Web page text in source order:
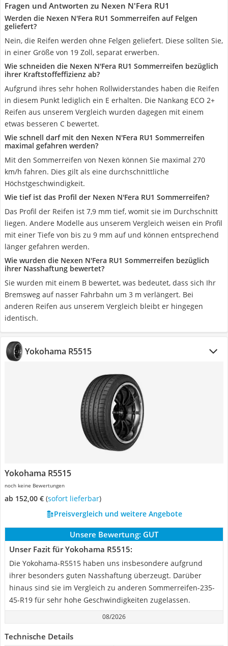
Fragen und Antworten zu Nexen N'Fera RU1
Werden die Nexen N'Fera RU1 Sommerreifen auf Felgen
geliefert?
Nein, die Reifen werden ohne Felgen geliefert. Diese sollten Sie,
in einer Größe von 19 Zoll, separat erwerben.
Wie schneiden die Nexen N'Fera RU1 Sommerreifen bezüglich
ihrer Kraftstoffeffizienz ab?
Aufgrund ihres sehr hohen Rollwiderstandes haben die Reifen
in diesem Punkt lediglich ein E erhalten. Die Nankang ECO 2+
Reifen aus unserem Vergleich wurden dagegen mit einem
etwas besseren C bewertet.
Wie schnell darf mit den Nexen N'Fera RU1 Sommerreifen
maximal gefahren werden?
Mit den Sommerreifen von Nexen können Sie maximal 270
km/h fahren. Dies gilt als eine durchschnittliche
Höchstgeschwindigkeit.
Wie tief ist das Profil der Nexen N'Fera RU1 Sommerreifen?
Das Profil der Reifen ist 7,9 mm tief, womit sie im Durchschnitt
liegen. Andere Modelle aus unserem Vergleich weisen ein Profil
mit einer Tiefe von bis zu 9 mm auf und können entsprechend
länger gefahren werden.
Wie wurden die Nexen N'Fera RU1 Sommerreifen bezüglich
ihrer Nasshaftung bewertet?
Sie wurden mit einem B bewertet, was bedeutet, dass sich Ihr
Bremsweg auf nasser Fahrbahn um 3 m verlängert. Bei
anderen Reifen aus unserem Vergleich bleibt er hingegen
identisch.
Yokohama R5515
Yokohama R5515
noch keine Bewertungen
ab 152,00 € ( Sofort lieferbar)
Preisvergleich und weitere Angebote
Unsere Bewertung: GUT
Unser Fazit für Yokohama R5515:
Die Yokohama-R5515 haben uns insbesondere aufgrund
ihrer besonders guten Nasshaftung überzeugt. Darüber
hinaus sind sie im Vergleich zu anderen Sommerreifen-235-
45-R19 für sehr hohe Geschwindigkeiten zugelassen.
08/2026
Technische Details